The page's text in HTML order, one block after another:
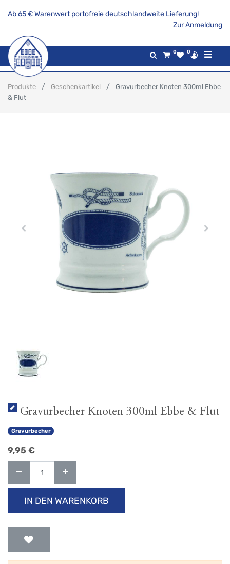
Ab 65 € Warenwert portofreie deutschlandweite Lieferung!
Zur Anmeldung
0 0
Produkte Geschenkartikel
Gravurbecher Knoten 300ml Ebbe
& Flut
Gravurbecher Knoten 300ml Ebbe & Flut
Gravurbecher
9,95 €
IN DEN WARENKORB